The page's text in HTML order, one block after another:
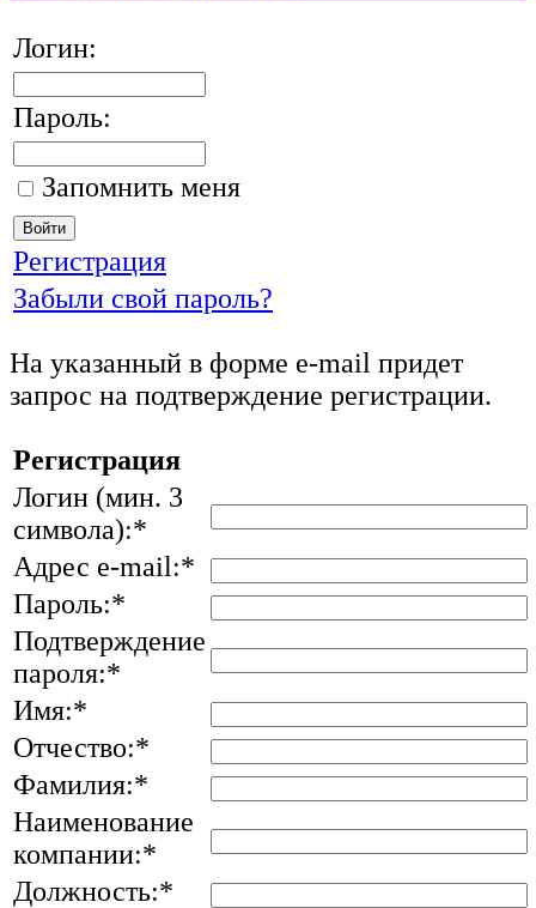
Логин:
Пароль:
Запомнить меня
Регистрация
Забыли свой пароль?
На указанный в форме e-mail придет
запрос на подтверждение регистрации.
Регистрация
Логин (мин. 3
символа):*
Адрес e-mail:*
Пароль:*
Подтверждение
пароля:*
Имя:*
Отчество:*
Фамилия:*
Наименование
компании:*
Должность:*